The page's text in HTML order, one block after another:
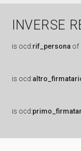
INVERSE
is ocd:rif_persona of
is ocd:
is ocd: